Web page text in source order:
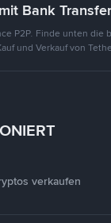
Bank
P2P. Finde unten die
und Verkauf von
verkaufen